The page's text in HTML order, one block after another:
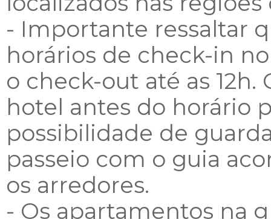
- Importante ressaltar
horários de check-in
o check-out até as 12h.
hotel antes do horário
possibilidade de
passeio com o guia
os arredores.
- Os apartamentos na